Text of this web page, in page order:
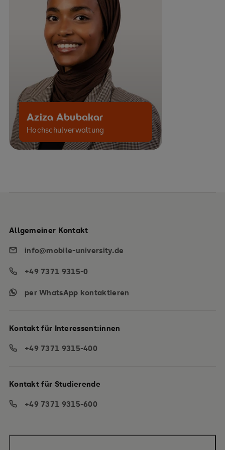
Aziza Abubakar
Hochschulverwaltung
Allgemeiner Kontakt
info@mobile-university.de
+49 7371 9315-0
per WhatsApp kontaktieren
Kontakt für Interessent:innen
+49 7371 9315-400
Kontakt für Studierende
+49 7371 9315-600